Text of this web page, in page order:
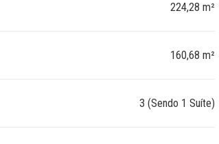
224,28 m²
160,68 m²
3 (Sendo 1 Suíte)